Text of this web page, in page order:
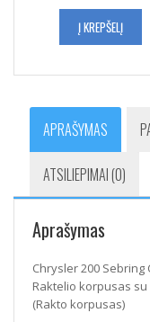
Į KREPŠELĮ
APRAŠYMAS
ATSILIEPIMAI (0)
Aprašymas
Chrysler 200
Raktelio korpusas
(Rakto korpusas)